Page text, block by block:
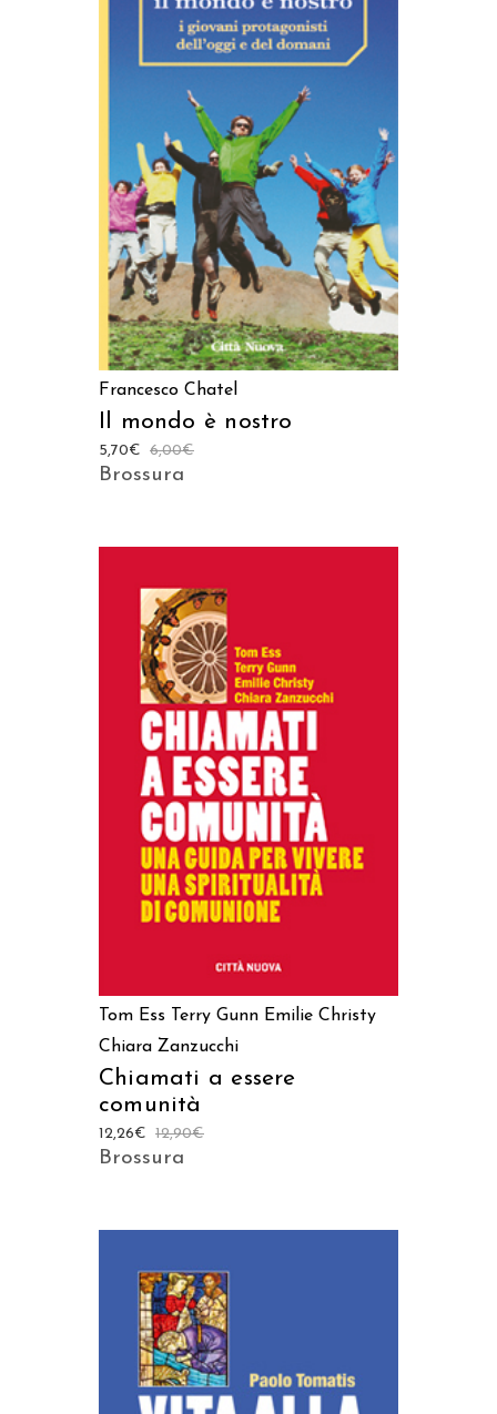
LEGGI TUTTO
Francesco Chatel
Il mondo è nostro
6,00€
5,70€
Brossura
AGGIUNGI AL CARRELLO
Tom Ess Terry Gunn Emilie Christy
Chiara Zanzucchi
Chiamati a essere
comunità
12,90€
12,26€
Brossura